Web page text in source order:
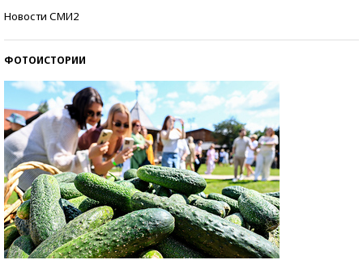
Новости СМИ2
ФОТОИСТОРИИ